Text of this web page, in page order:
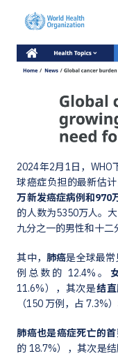
2024年2月1日，WHO
球癌症负担的最新估计
万新发癌症病例和970
的人数为5350万人。
九分之一的男性和十二
其中，肺癌是全球最
例总数的 12.4%。
11.6%），其次是结
（150 万例，占 7.3%
肺癌也是癌症死亡的首
的 18.7%），其次是